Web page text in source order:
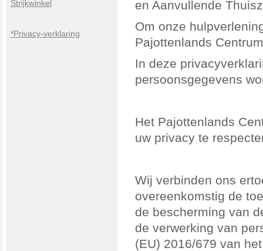
Strijkwinkel
*Privacy-verklaring
en Aanvullende
Om onze
Pajottenlands
In deze
persoonsgegevens
Het Pajottenlands
uw privacy te
Wij verbinden ons
overeenkomstig de
de bescherming van
de verwerking van
(EU) 2016/679 van